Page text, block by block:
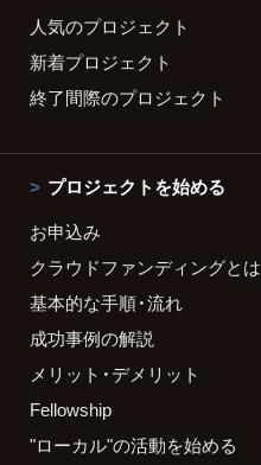
人気のプロジェクト
新着プロジェクト
終了間際のプロジェクト
プロジェクトを始める
お申込み
クラウドファンディングとは
基本的な手順・流れ
成功事例の解説
メリット・デメリット
Fellowship
"ローカル"の活動を始める